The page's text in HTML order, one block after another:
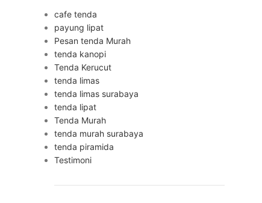
cafe tenda
payung lipat
Pesan tenda Murah
tenda kanopi
Tenda Kerucut
tenda limas
tenda limas surabaya
tenda lipat
Tenda Murah
tenda murah surabaya
tenda piramida
Testimoni